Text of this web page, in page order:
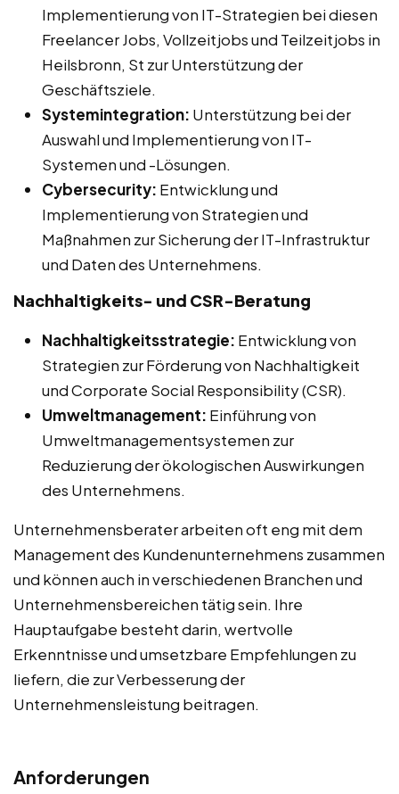
Implementierung von IT-Strategien bei diesen
Freelancer Jobs, Vollzeitjobs und Teilzeitjobs in
Heilsbronn, St zur Unterstützung der
Geschäftsziele.
Systemintegration: Unterstützung bei der
Auswahl und Implementierung von IT-
Systemen und -Lösungen.
Cybersecurity: Entwicklung und
Implementierung von Strategien und
Maßnahmen zur Sicherung der IT-Infrastruktur
und Daten des Unternehmens.
Nachhaltigkeits- und CSR-Beratung
Nachhaltigkeitsstrategie: Entwicklung von
Strategien zur Förderung von Nachhaltigkeit
und Corporate Social Responsibility (CSR).
Umweltmanagement: Einführung von
Umweltmanagementsystemen zur
Reduzierung der ökologischen Auswirkungen
des Unternehmens.
Unternehmensberater arbeiten oft eng mit dem
Management des Kundenunternehmens zusammen
und können auch in verschiedenen Branchen und
Unternehmensbereichen tätig sein. Ihre
Hauptaufgabe besteht darin, wertvolle
Erkenntnisse und umsetzbare Empfehlungen zu
liefern, die zur Verbesserung der
Unternehmensleistung beitragen.
Anforderungen